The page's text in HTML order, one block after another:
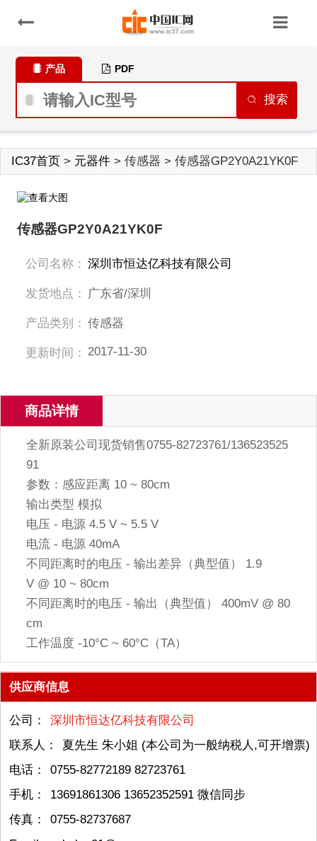
产品 PDF
搜索
IC37首页 > 元器件> 传感器 > 传感器GP2Y0A21YK0F
传感器GP2Y0A21YK0F
公司名称： 深圳市恒达亿科技有限公司
发货地点： 广东省/深圳
产品类别： 传感器
更新时间： 2017-11-30
商品详情
全新原装公司现货销售0755-82723761/136523525
91
参数：感应距离 10 ~ 80cm
输出类型 模拟
电压 - 电源 4.5 V ~ 5.5 V
电流 - 电源 40mA
不同距离时的电压 - 输出差异（典型值） 1.9
V @ 10 ~ 80cm
不同距离时的电压 - 输出（典型值） 400mV @ 80
cm
工作温度 -10°C ~ 60°C（TA）
供应商信息
公司：
深圳市恒达亿科技有限公司
联系人：
夏先生 朱小姐 (本公司为一般纳税人,可开增票)
电话：
0755-82772189 82723761
手机：
13691861306 13652352591 微信同步
传真：
0755-82737687